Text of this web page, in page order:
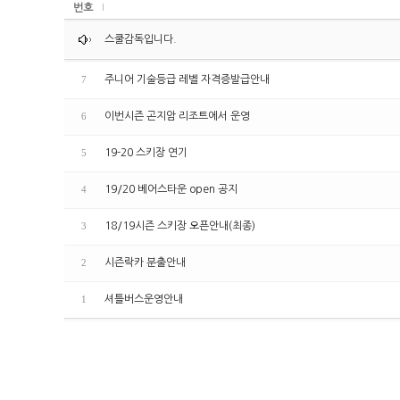
번호
스쿨감독입니다.
7 주니어 기술등급 레벨 자격증발급안내
6 이번시즌 곤지암 리조트에서 운영
5 19-20 스키장 연기
4 19/20 베어스타운 open 공지
3 18/19시즌 스키장 오픈안내(최종)
2 시즌락카 분출안내
1 셔틀버스운영안내